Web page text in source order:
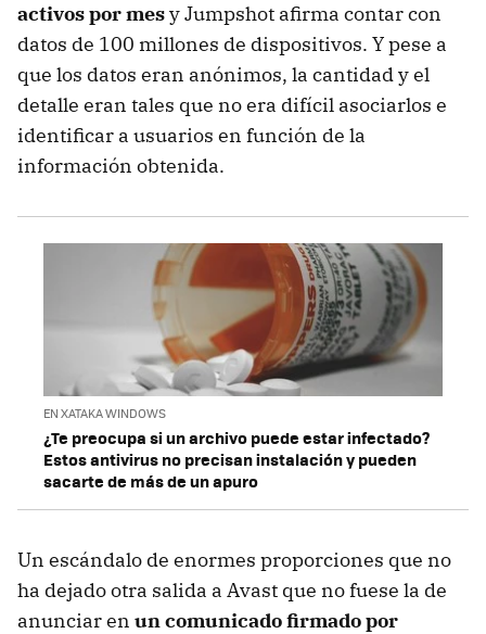
activos por mesy Jumpshot afirma contar con
datos de 100 millones de dispositivos. Y pese a
que los datos eran anónimos, la cantidad y el
detalle eran tales que no era difícil asociarlos e
identificar a usuarios en función de la
información obtenida.
EN XATAKA WINDOWS
¿Te preocupa si un archivo puede estar infectado?
Estos antivirus no precisan instalación y pueden
sacarte de más de un apuro
Un escándalo de enormes proporciones que no
ha dejado otra salida a Avast que no fuese la de
anunciar en un comunicado firmado por